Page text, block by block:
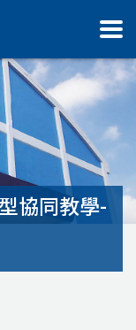
協同教學-